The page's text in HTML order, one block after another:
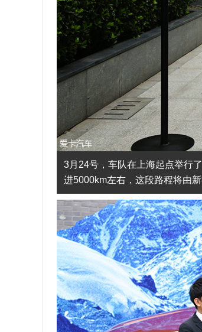
3月24号，车队在上海起点举行
进5000km左右，这段路程将由